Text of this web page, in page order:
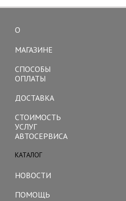
О
МАГАЗИНЕ
СПОСОБЫ
ОПЛАТЫ
ДОСТАВКА
СТОИМОСТЬ
УСЛУГ
АВТОСЕРВИСА
КАТАЛОГ
НОВОСТИ
ПОМОЩЬ